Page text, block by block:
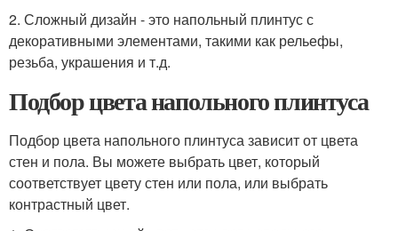
2. Сложный дизайн - это напольный плинтус с
декоративными элементами, такими как рельефы,
резьба, украшения и т.д.
Подбор цвета напольного плинтуса
Подбор цвета напольного плинтуса зависит от цвета
стен и пола. Вы можете выбрать цвет, который
соответствует цвету стен или пола, или выбрать
контрастный цвет.